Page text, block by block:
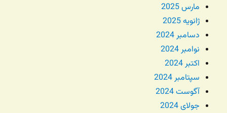
مارس 2025
ژانویه 2025
دسامبر 2024
نوامبر 2024
اکتبر 2024
سپتامبر 2024
آگوست 2024
جولای 2024